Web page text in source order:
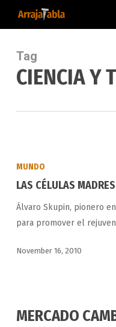
content
Tag
CIENCIA Y
MADRES
Y
EL
DILEMA
LA
MUNDO
LAS CÉLULAS
Álvaro Skupin, pionero
para promover el
November 16, 2010
MERCADO